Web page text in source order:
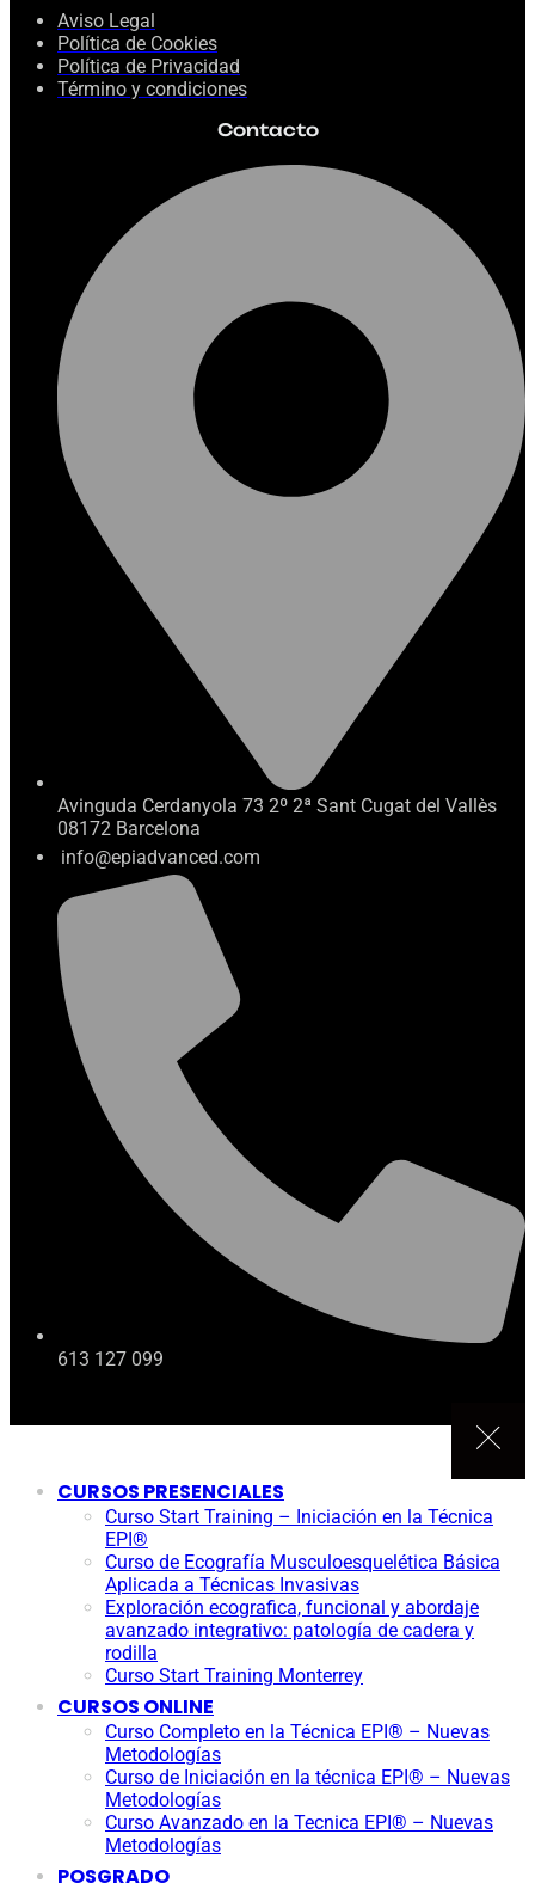
Aviso Legal
Política de Cookies
Política de Privacidad
Término y condiciones
Contacto
Avinguda Cerdanyola 73 2º 2ª Sant Cugat del Vallès
08172 Barcelona
info@epiadvanced.com
613 127 099
CURSOS PRESENCIALES
Curso Start Training – Iniciación en la Técnica
EPI®
Curso de Ecografía Musculoesquelética Básica
Aplicada a Técnicas Invasivas
Exploración ecografica, funcional y abordaje
avanzado integrativo: patología de cadera y
rodilla
Curso Start Training Monterrey
CURSOS ONLINE
Curso Completo en la Técnica EPI® – Nuevas
Metodologías
Curso de Iniciación en la técnica EPI® – Nuevas
Metodologías
Curso Avanzado en la Tecnica EPI® – Nuevas
Metodologías
POSGRADO